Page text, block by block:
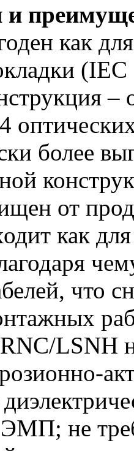
и
как
более
от
как
что
LSNH
не